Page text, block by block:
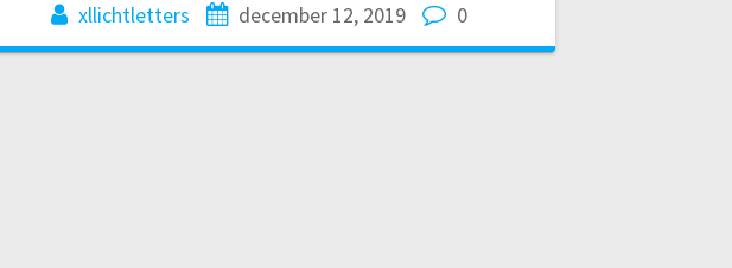
xllichtletters december 12, 2019 0